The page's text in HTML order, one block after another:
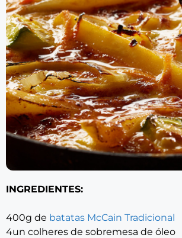
INGREDIENTES:
400g de batatas McCain Tradicional
4un colheres de sobremesa de óleo